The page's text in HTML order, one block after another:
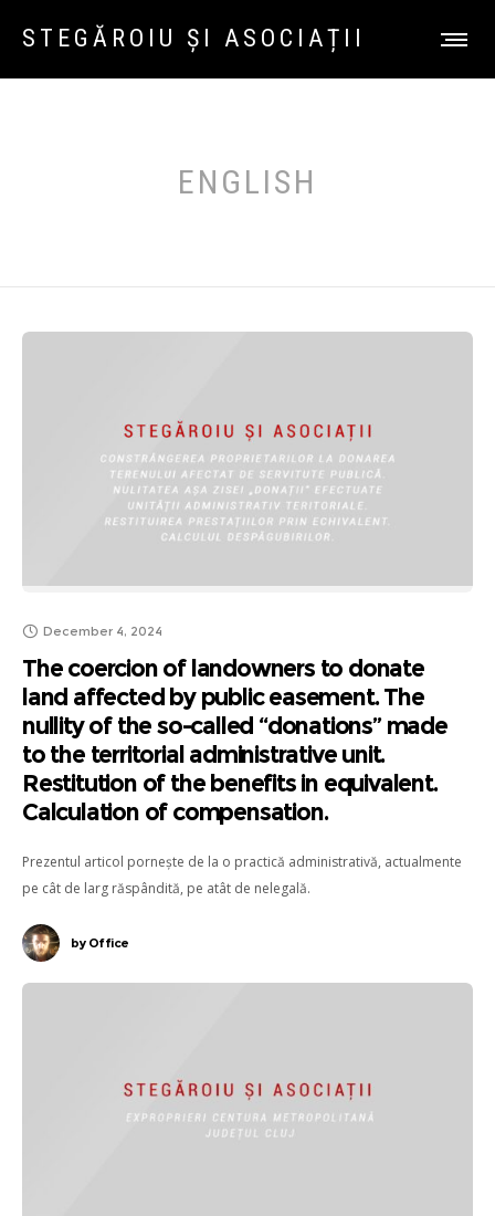
STEGĂROIU ȘI ASOCIAȚII
ENGLISH
December 4, 2024
The coercion of landowners to donate
land affected by public easement. The
nullity of the so-called “donations” made
to the territorial administrative unit.
Restitution of the benefits in equivalent.
Calculation of compensation.
Prezentul articol pornește de la o practică administrativă, actualmente
pe cât de larg răspândită, pe atât de nelegală.
byOffice